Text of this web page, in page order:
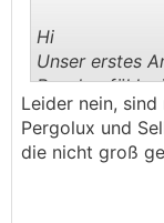
Hi
Unser erstes
Bauchgefühl
Empfehlung
Leider nein,
Pergolux und
die nicht groß